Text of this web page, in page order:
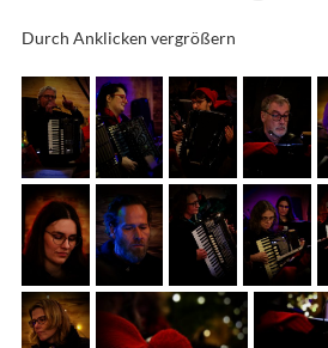
Durch Anklicken vergrößern